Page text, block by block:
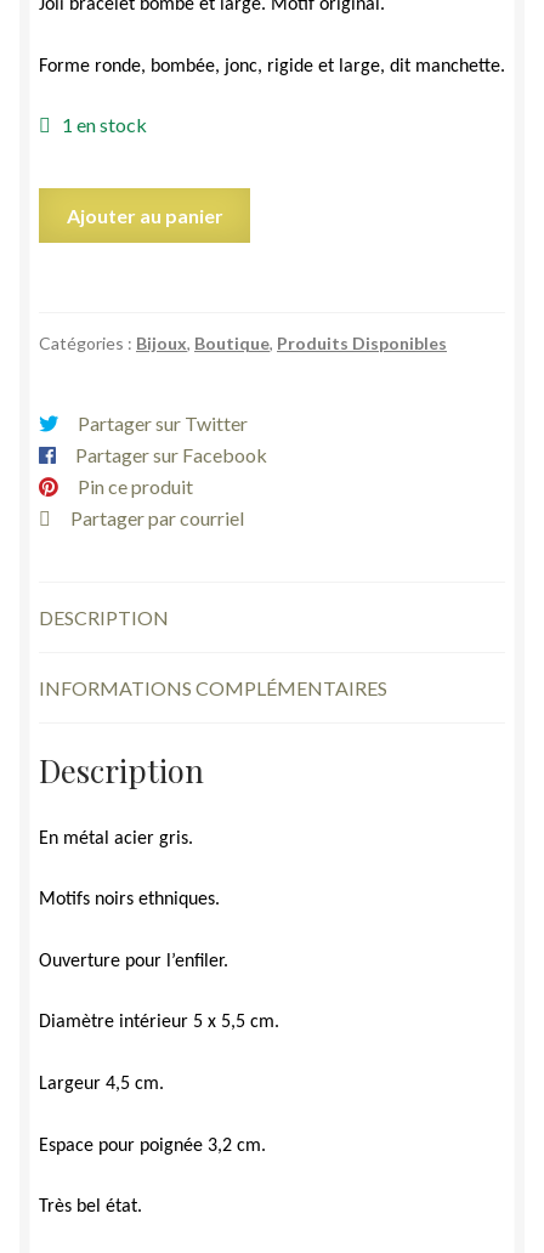
Joli bracelet bombé et large. Motif original.
Forme ronde, bombée, jonc, rigide et large, dit manchette.
1 en stock
manchette
large
bombé
métal
acier
noir
Ajouter au panier
Catégories : Bijoux, Boutique, Produits Disponibles
Partager sur Twitter
Partager sur Facebook
Pin ce produit
Partager par courriel
DESCRIPTION
INFORMATIONS COMPLÉMENTAIRES
Description
En métal acier gris.
Motifs noirs ethniques.
Ouverture pour l’enfiler.
Diamètre intérieur 5 x 5,5 cm.
Largeur 4,5 cm.
Espace pour poignée 3,2 cm.
Très bel état.